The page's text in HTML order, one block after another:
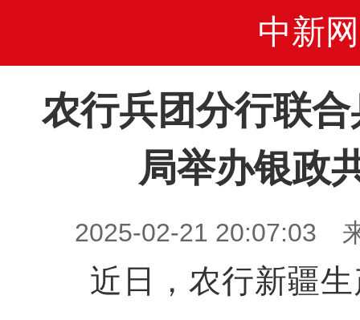
中新网
农行兵团分行联
局举办银政
2025-02-21 20:07:03
近日，农行新疆生